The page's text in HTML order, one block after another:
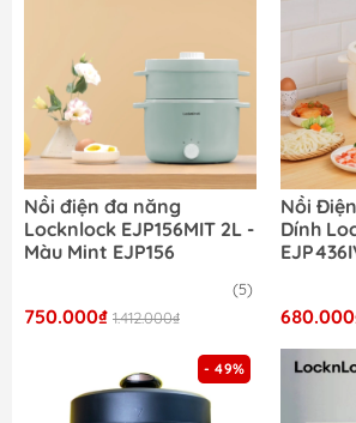
Nồi điện đa năng
Locknlock EJP156MIT 2L -
Màu Mint EJP156
750.000₫ 1.412.000₫
Nồi
Dính
(5)
- 49%